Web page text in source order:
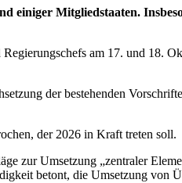
einiger Mitgliedstaaten.
am 17. und 18.
der bestehenden
der 2026 in Kraft treten soll.
zur Umsetzung „zentraler
betont, die Umsetzung von